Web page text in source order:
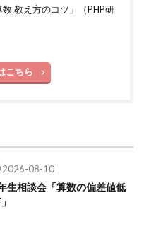
教え方のコツ」（PHP研
こちら
2026-08-10
生相談会「算数の偏差値低